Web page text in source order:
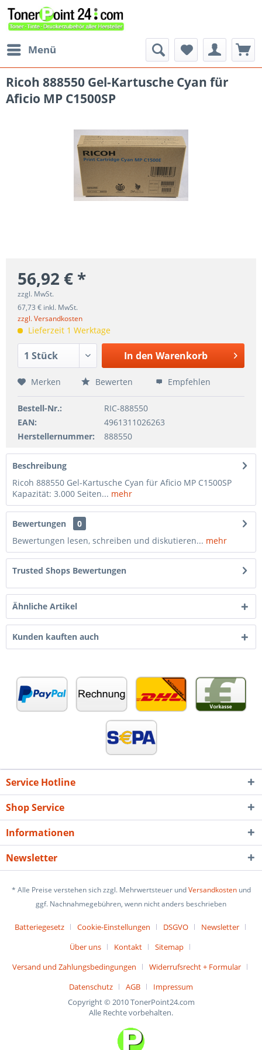
Menü
Ricoh 888550 Gel-Kartusche Cyan für
Aficio MP C1500SP
56,92 € *
zzgl. MwSt.
67,73 € inkl. MwSt.
zzgl. Versandkosten
Lieferzeit 1 Werktage
In den Warenkorb
Merken Bewerten Empfehlen
Bestell-Nr.:
RIC-888550
EAN:
4961311026263
Herstellernummer:
888550
Beschreibung
Ricoh 888550 Gel-Kartusche Cyan für Aficio MP C1500SP
Kapazität: 3.000 Seiten... mehr
Bewertungen
0
Bewertungen lesen, schreiben und diskutieren... mehr
Trusted Shops Bewertungen
Ähnliche Artikel
Kunden kauften auch
Service Hotline
Shop Service
Informationen
Newsletter
* Alle Preise verstehen sich zzgl. Mehrwertsteuer undVersandkostenund
ggf. Nachnahmegebühren, wenn nicht anders beschrieben
Batteriegesetz Cookie-Einstellungen DSGVO
Newsletter
Über uns
Kontakt
Sitemap
Versand und Zahlungsbedingungen
Widerrufsrecht + Formular
Datenschutz
AGB
Impressum
Copyright © 2010 TonerPoint24.com
Alle Rechte vorbehalten.